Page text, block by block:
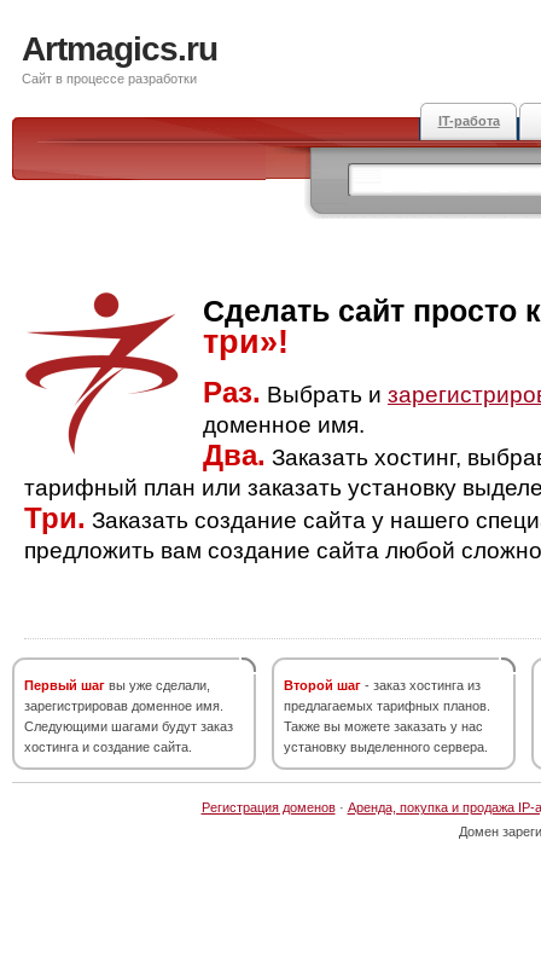
Artmagics.ru
Сайт в процессе разработки
IT-работа
Сделать сайт просто
три»!
Раз. Выбрать и
доменное имя.
Два. Заказать хостинг,
тарифный план или заказать установку
Три. Заказать создание сайта у нашего
предложить вам создание сайта любой
Первый шаг вы уже сделали,
зарегистрировав доменное имя.
Следующими шагами будут заказ
хостинга и создание сайта.
Второй шаг - заказ хостинга из
предлагаемых тарифных планов.
Также вы можете заказать у нас
установку выделенного сервера.
Регистрация доменов· Аренда, покупка и продажа IP-
Домен